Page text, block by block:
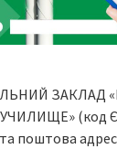
ЗАКЛАД
(код
поштова